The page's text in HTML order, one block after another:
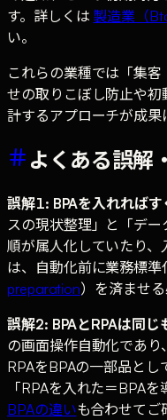
す。詳しくは 製造業（
い。
これらの業種では「集
せの取りこぼし防止や
計するアプローチが成果
よくある誤解
誤解1: BPAを入れればす
スの現状整理」と「デ
順が属人化していたり
は、自動化前に業務標
preparation）を済ませる
誤解2: BPAとRPAは同じ
の画面操作自動化であり
RPAをBPAの一部品とし
「RPAを入れた＝BPA
BPAの違いも合わせてご